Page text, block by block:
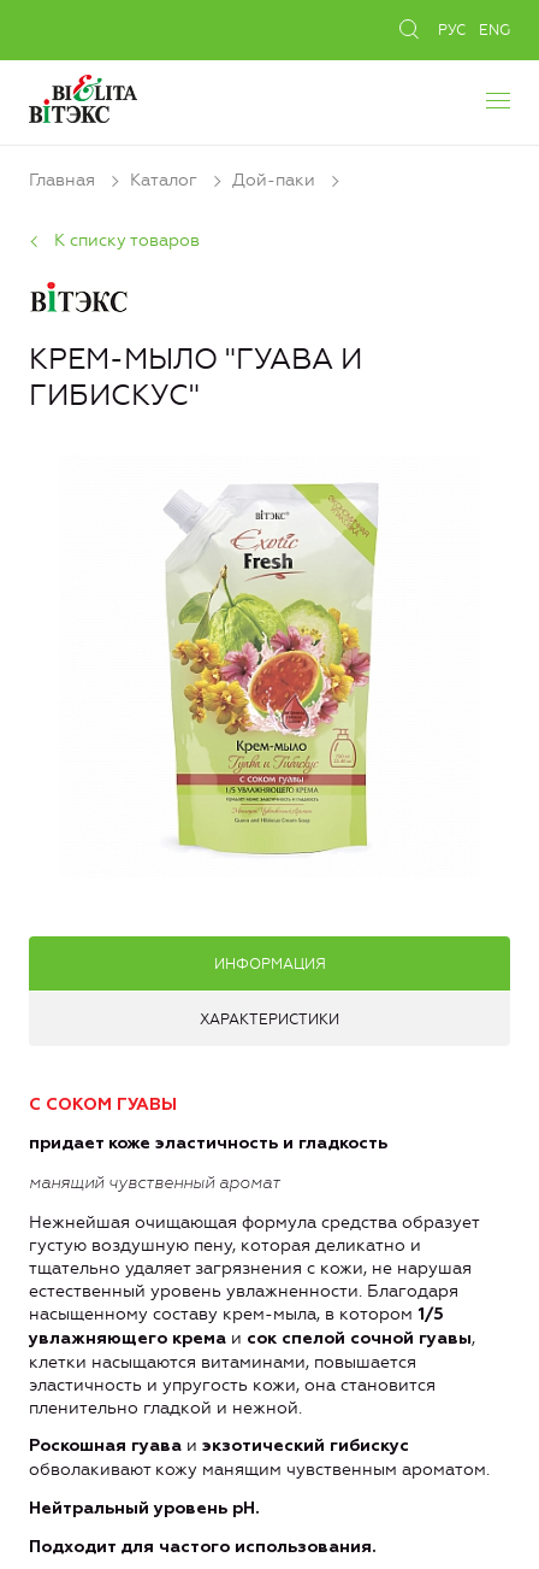
РУС ENG
Главная Каталог Дой-паки
К списку товаров
КРЕМ-МЫЛО "ГУАВА И
ГИБИСКУС"
ИНФОРМАЦИЯ
ХАРАКТЕРИСТИКИ
С СОКОМ ГУАВЫ
придает коже эластичность и гладкость
манящий чувственный аромат
Нежнейшая очищающая формула средства образует
густую воздушную пену, которая деликатно и
тщательно удаляет загрязнения с кожи, не нарушая
естественный уровень увлажненности. Благодаря
насыщенному составу крем-мыла, в котором 1/5
увлажняющего крема и сок спелой сочной гуавы,
клетки насыщаются витаминами, повышается
эластичность и упругость кожи, она становится
пленительно гладкой и нежной.
Роскошная гуава и экзотический гибискус
обволакивают кожу манящим чувственным ароматом.
Нейтральный уровень pH.
Подходит для частого использования.